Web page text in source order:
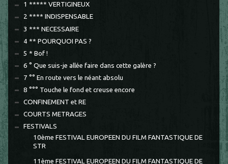
1 ***** VERTIGINEUX
2 **** INDISPENSABLE
3 *** NECESSAIRE
4 ** POURQUOI PAS ?
5 * Bof !
6 ° Que suis-je allée faire dans cette galère ?
7 °° En route vers le néant absolu
8 °°° Touche le fond et creuse encore
CONFINEMENT et RE
COURTS METRAGES
FESTIVALS
10ème FESTIVAL EUROPEEN DU FILM FANTASTIQUE DE
STR
11ème FESTIVAL EUROPEEN DU FILM FANTASTIQUE DE